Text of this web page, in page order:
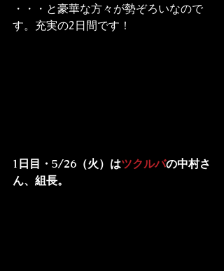
・・・と豪華な方々が勢ぞろいなので
す。充実の2日間です！
1日目・5/26（火）はツクルバの中村さ
ん、組長。